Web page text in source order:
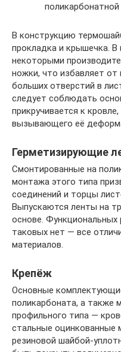
поликарбонатной
В конструкцию
прокладка и крышечка.
некоторыми
ножки, что избавляет от
больших отверстий в
следует соблюдать
прикручивается к
вызывающего её
Герметизирующие
Смонтированные на
монтажа этого типа
соединений и торцы
Выпускаются ленты на
основе. Функциональных
таковых нет — все
материалов.
Крепёж
Основные
поликарбоната, а также
профильного типа —
стальные оцинкованные
резиновой шайбой-